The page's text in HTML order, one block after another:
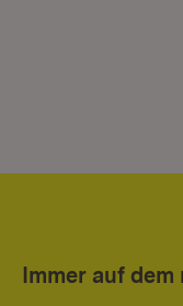
Immer auf